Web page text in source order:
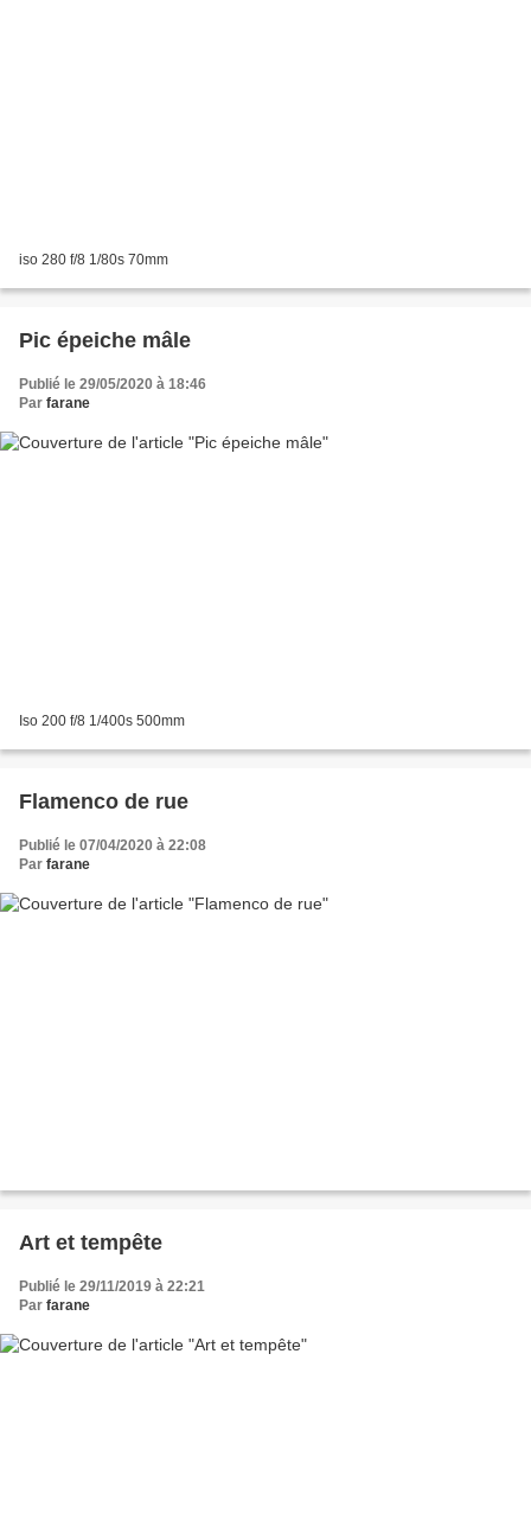
iso 280 f/8 1/80s 70mm
Pic épeiche mâle
Publié le 29/05/2020 à 18:46
Par farane
Iso 200 f/8 1/400s 500mm
Flamenco de rue
Publié le 07/04/2020 à 22:08
Par farane
Art et tempête
Publié le 29/11/2019 à 22:21
Par farane